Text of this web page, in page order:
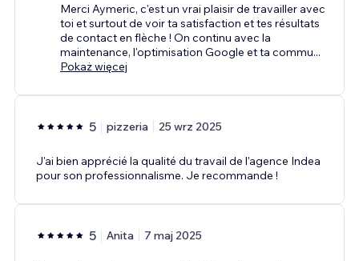
Merci Aymeric, c'est un vrai plaisir de travailler avec
toi et surtout de voir ta satisfaction et tes résultats
de contact en flèche ! On continu avec la
maintenance, l'optimisation Google et ta commu...
Pokaż więcej
5 pizzeria 25 wrz 2025
J'ai bien apprécié la qualité du travail de l'agence Indea
pour son professionnalisme. Je recommande !
5 Anita 7 maj 2025